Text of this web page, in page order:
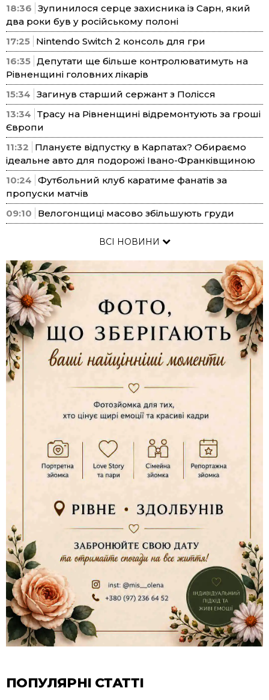
18:36 Зупинилося серце захисника із Сарн, який
два роки був у російському полоні
17:25 Nintendo Switch 2 консоль для гри
16:35 Депутати ще більше контролюватимуть на
Рівненщині головних лікарів
15:34 Загинув старший сержант з Полісся
13:34 Трасу на Рівненщині відремонтують за гроші
Європи
11:32
Плануєте відпустку в Карпатах? Обираємо
ідеальне авто для подорожі Івано-Франківщиною
10:24 Футбольний клуб каратиме фанатів за
пропуски матчів
09:10
Велогонщиці масово збільшують груди
ВСІ НОВИНИ
ПОПУЛЯРНІ СТАТТІ